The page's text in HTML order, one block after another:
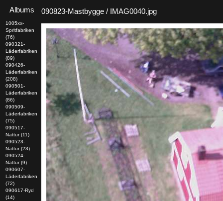
Albums
1005xx-
Spritfabriken
(76)
090321-
Läderfabriken
(89)
090426-
Läderfabriken
(208)
090501-
Läderfabriken
(86)
090509-
Läderfabriken
(75)
090517-
Nattur (11)
090523-
Nattur (23)
090524-
Nattur (9)
090607-
Läderfabriken
(72)
090617-Ryd
(14)
090823-Mastbygge / IMAG0040.jpg